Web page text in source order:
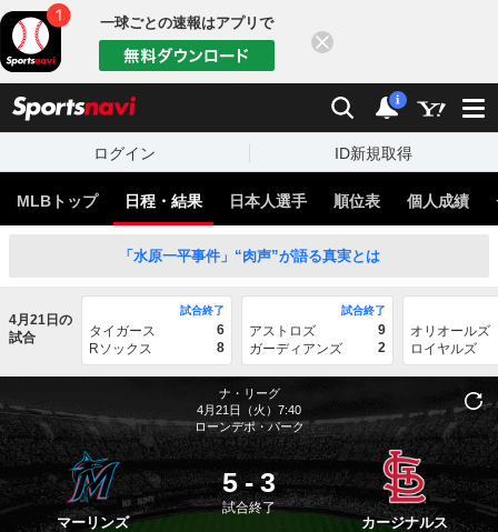
一球ごとの速報はアプリで
検索 通知
i
ログイン ID新規取得
MLBトップ 日程・結果 日本人選手 順位表 個人成績
「水原一平事件」“肉声”が語る真実とは
4月21日の
試合
試合終了
タイガース
6
Rソックス
8
試合終了
アストロズ
9
ガーディアンズ
2
オリオールズ
ロイヤルズ
ナ・リーグ
4月21日（火）7:40
ローンデポ・パーク
マーリンズ
5 - 3
試合終了
カージナルス